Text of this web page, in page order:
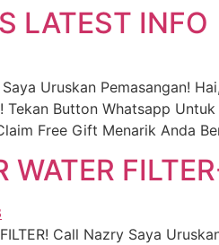
LATEST INFO
Uruskan Pemasangan!
Tekan Button Whatsapp
Free Gift Menarik Anda
Call Nazry Saya